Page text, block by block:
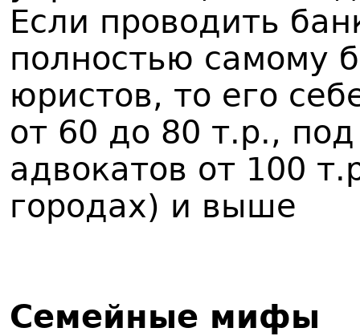
Если проводить
полностью самому
юристов, то его
от 60 до 80 т.р.,
адвокатов от 100
городах) и выше
Семейные мифы